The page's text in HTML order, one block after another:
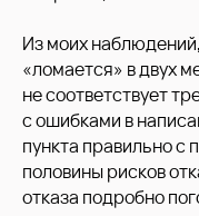
Из моих
«ломается» в двух
не соответствует
с ошибками в
пункта правильно с
половины рисков
отказа подробно